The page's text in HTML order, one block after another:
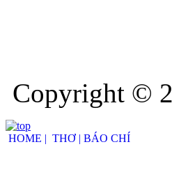
Copyright ©
HOME | THƠ | BÁO CHÍ